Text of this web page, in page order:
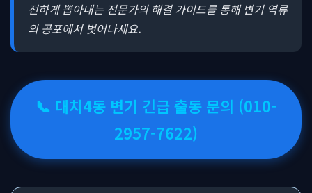
전하게 뽑아내는 전문가의 해결 가이드를 통해 변기 역류
의 공포에서 벗어나세요.
📞 대치4동 변기 긴급 출동 문의 (010-
2957-7622)